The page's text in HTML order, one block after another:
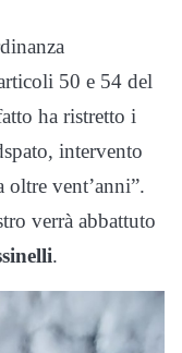
50 e 54 del
ha ristretto i
intervento
oltre vent’anni”.
verrà abbattuto
.